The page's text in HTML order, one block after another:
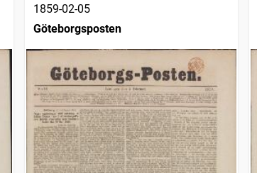
1859-02-05
Göteborgsposten